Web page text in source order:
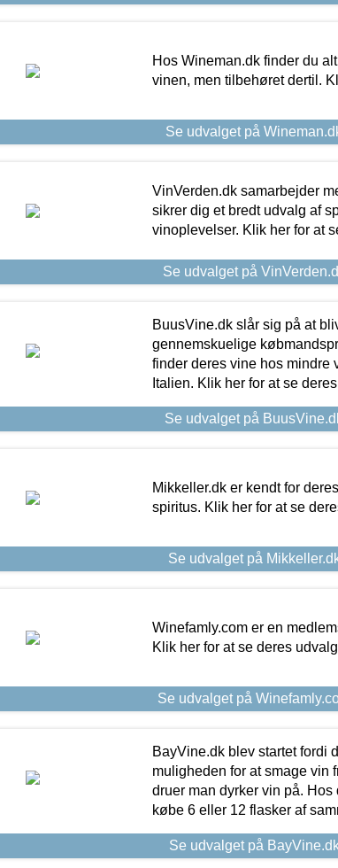
Hos Wineman.dk finder du
vinen, men tilbehøret dertil.
Se udvalget på
VinVerden.dk samarbejder
sikrer dig et bredt udvalg af
vinoplevelser. Klik her for at
Se udvalget på
BuusVine.dk slår sig på at
gennemskuelige
finder deres vine hos mindre
Italien. Klik her for at se
Se udvalget på
Mikkeller.dk er kendt for
spiritus. Klik her for at se
Se udvalget på
Winefamly.com er en
Klik her for at se deres
Se udvalget på
BayVine.dk blev startet fordi
muligheden for at smage vin
druer man dyrker vin på.
købe 6 eller 12 flasker af
Se udvalget på